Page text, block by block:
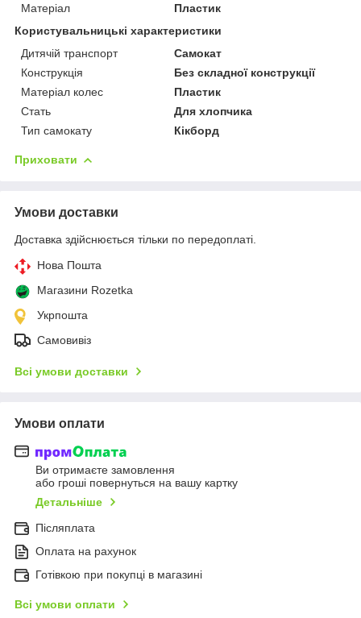
Матеріал
Пластик
Користувальницькі характеристики
Дитячій транспорт
Самокат
Конструкція
Без складної конструкції
Матеріал колес
Пластик
Стать
Для хлопчика
Тип самокату
Кікборд
Приховати
Умови доставки
Доставка здійснюється тільки по передоплаті.
Нова Пошта
Магазини Rozetka
Укрпошта
Самовивіз
Всі умови доставки
Умови оплати
Ви отримаєте замовлення
або гроші повернуться на вашу картку
Детальніше
Післяплата
Оплата на рахунок
Готівкою при покупці в магазині
Всі умови оплати